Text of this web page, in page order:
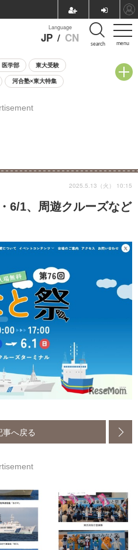
menu
Language
JP / CN search
医学部 東大受験
河合塾×東大特集
説明会・相談会
6/1、周遊クルーズなど
2025.5.13（火） 10:15
事へ戻る